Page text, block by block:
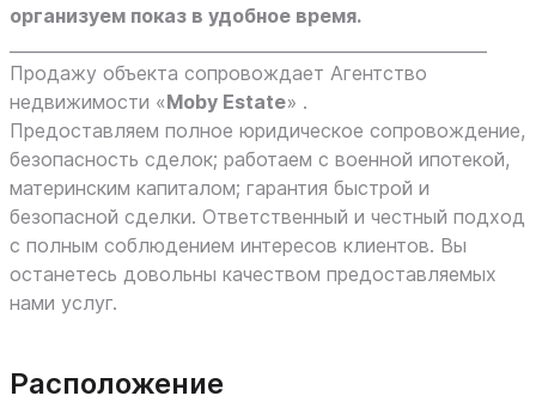
организуем показ в удобное время.
Продажу объекта сопровождает Агентство
недвижимости «Moby Estate» .
Предоставляем полное юридическое сопровождение,
безопасность сделок; работаем с военной ипотекой,
материнским капиталом; гарантия быстрой и
безопасной сделки. Ответственный и честный подход
с полным соблюдением интересов клиентов. Вы
останетесь довольны качеством предоставляемых
нами услуг.
Расположение